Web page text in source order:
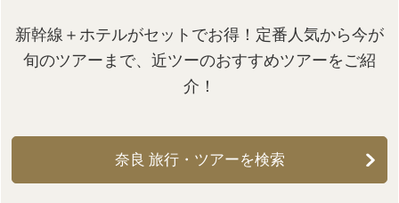
新幹線＋ホテルがセットでお得！定番人気から今が
旬のツアーまで、近ツーのおすすめツアーをご紹
介！
奈良 旅行・ツアーを検索